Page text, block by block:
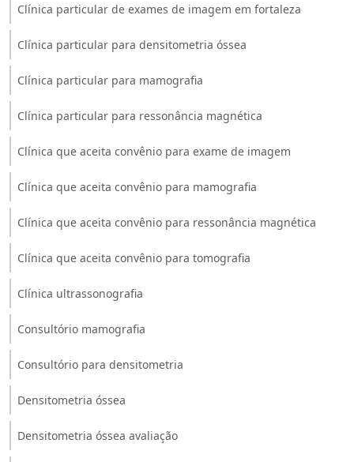
Clínica particular de exames de imagem em fortaleza
Clínica particular para densitometria óssea
Clínica particular para mamografia
Clínica particular para ressonância magnética
Clínica que aceita convênio para exame de imagem
Clínica que aceita convênio para mamografia
Clínica que aceita convênio para ressonância magnética
Clínica que aceita convênio para tomografia
Clínica ultrassonografia
Consultório mamografia
Consultório para densitometria
Densitometria óssea
Densitometria óssea avaliação